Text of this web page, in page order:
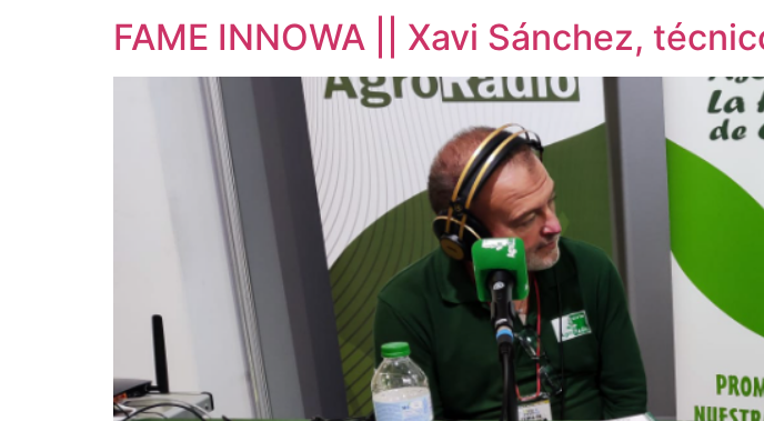
FAME INNOWA || Xavi Sánchez,